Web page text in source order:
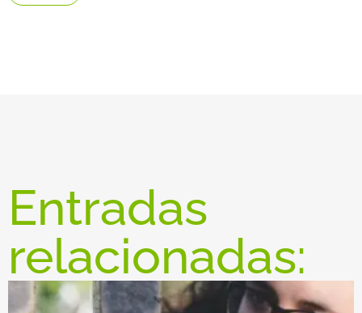
Entradas
relacionadas: